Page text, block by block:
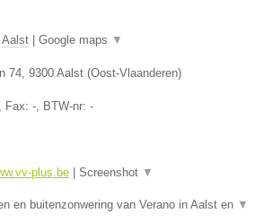
Aalst Google maps ▼
74 9300 Aalst (Oost-Vlaanderen)
, Fax: - , BTW-nr: -
plus.be Screenshot ▼
en buitenzonwering van Verano in Aalst en ▼